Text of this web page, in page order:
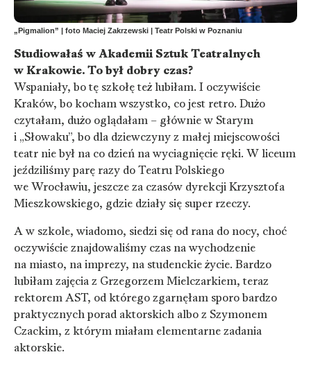
„Pigmalion” | foto Maciej Zakrzewski | Teatr Polski w Poznaniu
Studiowałaś w Akademii Sztuk Teatralnych
w Krakowie. To był dobry czas?
Wspaniały, bo tę szkołę też lubiłam. I oczywiście
Kraków, bo kocham wszystko, co jest retro. Dużo
czytałam, dużo oglądałam – głównie w Starym
i „Słowaku”, bo dla dziewczyny z małej miejscowości
teatr nie był na co dzień na wyciagnięcie ręki. W liceum
jeździliśmy parę razy do Teatru Polskiego
we Wrocławiu, jeszcze za czasów dyrekcji Krzysztofa
Mieszkowskiego, gdzie działy się super rzeczy.
A w szkole, wiadomo, siedzi się od rana do nocy, choć
oczywiście znajdowaliśmy czas na wychodzenie
na miasto, na imprezy, na studenckie życie. Bardzo
lubiłam zajęcia z Grzegorzem Mielczarkiem, teraz
rektorem AST, od którego zgarnęłam sporo bardzo
praktycznych porad aktorskich albo z Szymonem
Czackim, z którym miałam elementarne zadania
aktorskie.